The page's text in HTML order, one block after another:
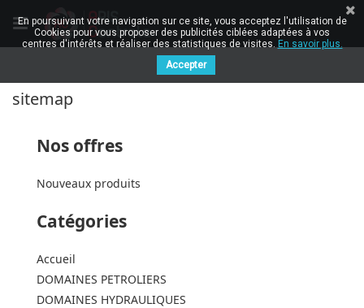
sitemap
Nos offres
Nouveaux produits
Catégories
Accueil
DOMAINES PETROLIERS
DOMAINES HYDRAULIQUES
En poursuivant votre navigation sur ce site, vous acceptez l'utilisation de
Cookies pour vous proposer des publicités ciblées adaptées à vos
centres d'intérêts et réaliser des statistiques de visites. En savoir plus.
Accepter